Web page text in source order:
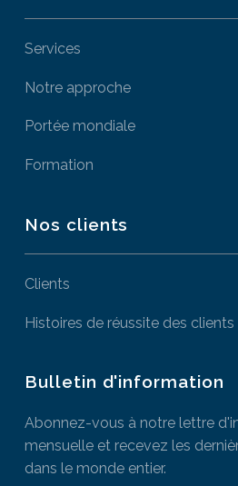
Services
Notre approche
Portée mondiale
Formation
Nos clients
Clients
Histoires de réussite des clients
Bulletin d'information
Abonnez-vous à notre lettre
mensuelle et recevez les
dans le monde entier.